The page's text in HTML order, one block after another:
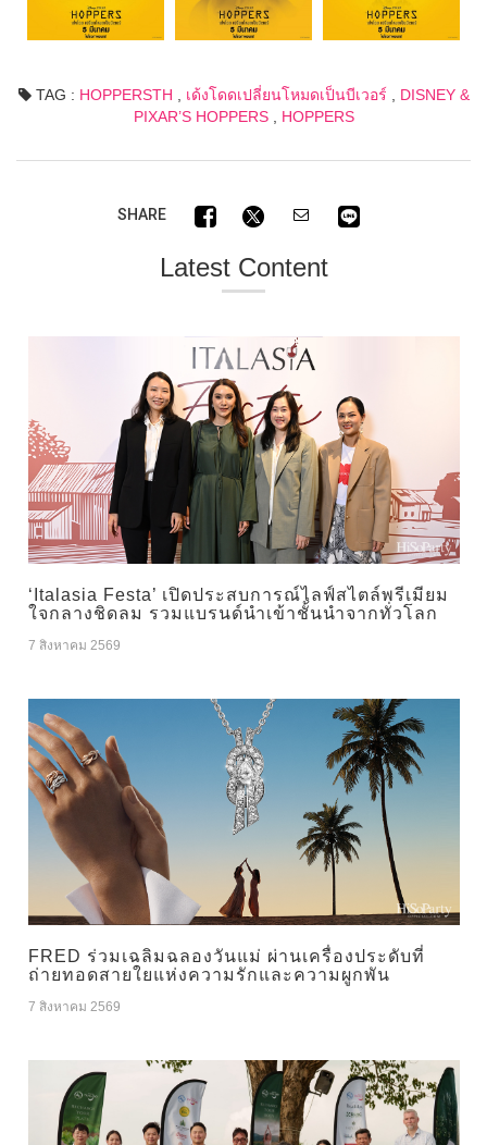
TAG : HOPPERSTH , เด้งโดดเปลี่ยนโหมดเป็นบีเวอร์ , DISNEY &
PIXAR’S HOPPERS, HOPPERS
SHARE
Latest Content
‘Italasia Festa’ เปิดประสบการณ์ไลฟ์สไตล์พรีเมียม
ใจกลางชิดลม รวมแบรนด์นำเข้าชั้นนำจากทั่วโลก
7 สิงหาคม 2569
FRED ร่วมเฉลิมฉลองวันแม่ ผ่านเครื่องประดับที่
ถ่ายทอดสายใยแห่งความรักและความผูกพัน
7 สิงหาคม 2569